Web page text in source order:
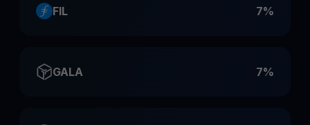
FIL 7%
GALA 7%